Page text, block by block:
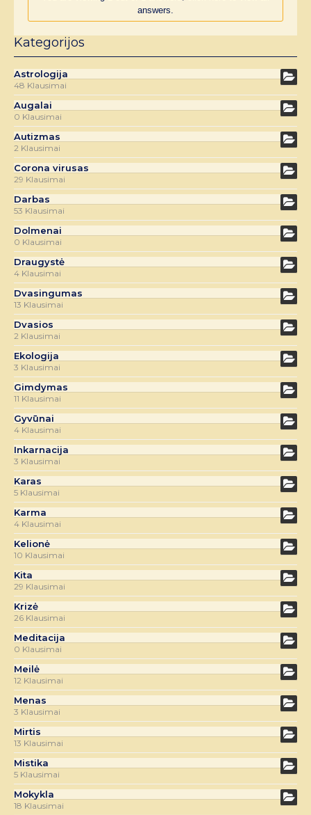
answers.
Kategorijos
Astrologija
48 Klausimai
Augalai
0 Klausimai
Autizmas
2 Klausimai
Corona virusas
29 Klausimai
Darbas
53 Klausimai
Dolmenai
0 Klausimai
Draugystė
4 Klausimai
Dvasingumas
13 Klausimai
Dvasios
2 Klausimai
Ekologija
3 Klausimai
Gimdymas
11 Klausimai
Gyvūnai
4 Klausimai
Inkarnacija
3 Klausimai
Karas
5 Klausimai
Karma
4 Klausimai
Kelionė
10 Klausimai
Kita
29 Klausimai
Krizė
26 Klausimai
Meditacija
0 Klausimai
Meilė
12 Klausimai
Menas
3 Klausimai
Mirtis
13 Klausimai
Mistika
5 Klausimai
Mokykla
18 Klausimai